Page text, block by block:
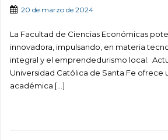
20 de marzo de 2024
La Facultad de Ciencias Económicas
innovadora, impulsando, en materia
integral y el emprendedurismo local.
Universidad Católica de Santa Fe ofrece
académica […]